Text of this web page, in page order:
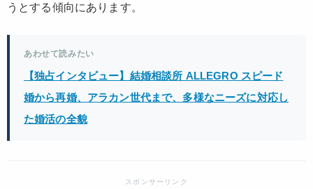
うとする傾向にあります。
あわせて読みたい
【独占インタビュー】結婚相談所 ALLEGRO スピード
婚から再婚、アラカン世代まで、多様なニーズに対応し
た婚活の全貌